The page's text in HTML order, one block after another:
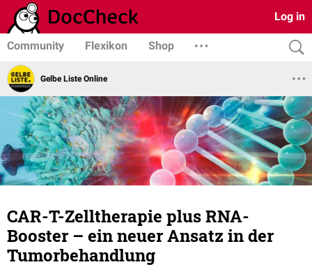
Log in
Community Flexikon Shop
Gelbe Liste Online
CAR-T-Zelltherapie plus RNA-
Booster – ein neuer Ansatz in der
Tumorbehandlung